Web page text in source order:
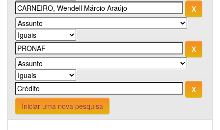
Iniciar uma nova pesquisa